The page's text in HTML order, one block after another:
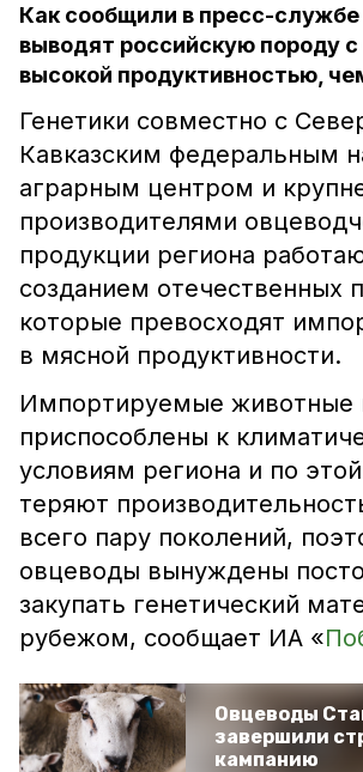
Как сообщили в пресс-службе
выводят российскую породу
высокой продуктивностью,
Генетики совместно с
Кавказским федеральным
аграрным центром и
производителями
продукции региона
созданием отечественных
которые превосходят
в мясной продуктивности.
Импортируемые животные
приспособлены к
условиям региона и по
теряют
всего пару поколений,
овцеводы вынуждены
закупать генетический
рубежом, сообщает ИА «
Овцеводы
завершили
кампанию